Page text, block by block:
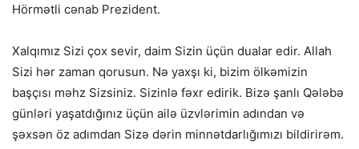
Hörmətli cənab Prezident.
Xalqımız Sizi çox sevir, daim Sizin üçün dualar edir. Allah
Sizi hər zaman qorusun. Nə yaxşı ki, bizim ölkəmizin
başçısı məhz Sizsiniz. Sizinlə fəxr edirik. Bizə şanlı Qələbə
günləri yaşatdığınız üçün ailə üzvlərimin adından və
şəxsən öz adımdan Sizə dərin minnətdarlığımızı bildirirəm.